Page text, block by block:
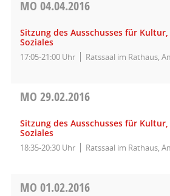
MO 04.04.2016
Sitzung des Ausschusses für
Soziales
17:05-21:00 Uhr Ratssaal im Rathaus,
MO 29.02.2016
Sitzung des Ausschusses für
Soziales
18:35-20:30 Uhr Ratssaal im Rathaus,
MO 01.02.2016